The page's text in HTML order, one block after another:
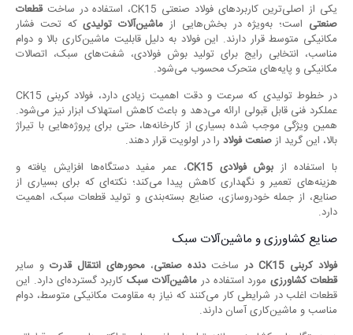
یکی از اصلی‌ترین کاربردهای فولاد صنعتی CK15، استفاده در ساخت
قطعات
صنعتی است؛ به‌ویژه در بخش‌هایی از ماشین‌آلات تولیدیکه تحت فشار
مکانیکی متوسط قرار دارند. این فولاد به دلیل قابلیت ماشین‌کاری بالا و دوام
مناسب، انتخابی رایج برای تولید بوش فولادی، شفت‌های سبک، اتصالات
مکانیکی و پایه‌های متحرک محسوب می‌شود.
در خطوط تولیدی که سرعت و دقت اهمیت زیادی دارد، فولاد کربنی CK15
عملکرد فنی قابل قبولی ارائه می‌دهد و باعث کاهش استهلاک ابزار نیز می‌شود.
همین ویژگی موجب شده بسیاری از کارخانه‌ها، حتی برای پروژه‌هایی با تیراژ
بالا، این گرید ازصنعت فولاد را در اولویت قرار دهند.
با استفاده از بوش فولادیCK15، عمر مفید دستگاه‌ها افزایش یافته و
هزینه‌های تعمیر و نگهداری کاهش پیدا می‌کند؛ نکته‌ای که برای بسیاری از
صنایع، از جمله خودروسازی، صنایع بسته‌بندی و تولید قطعات سبک، اهمیت
دارد.
صنایع کشاورزی و ماشین‌آلات سبک
فولاد کربنیCK15 در ساختدنده صنعتی، محورهای انتقال قدرتو سایر
قطعات کشاورزیمورد استفاده در ماشین‌آلات سبککاربرد گسترده‌ای دارد. این
قطعات اغلب در شرایطی کار می‌کنند که نیاز به مقاومت مکانیکی متوسط، دوام
مناسب و ماشین‌کاری آسان دارند.